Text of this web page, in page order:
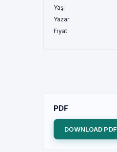
Yaş:
Yazar:
Fiyat:
PDF
DOWNLOAD PDF